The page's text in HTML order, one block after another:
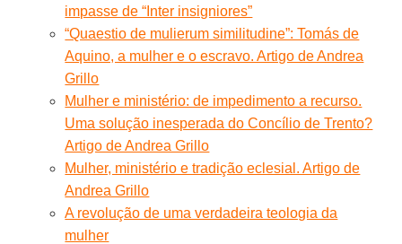
impasse de “Inter insigniores”
“Quaestio de mulierum similitudine”: Tomás de
Aquino, a mulher e o escravo. Artigo de Andrea
Grillo
Mulher e ministério: de impedimento a recurso.
Uma solução inesperada do Concílio de Trento?
Artigo de Andrea Grillo
Mulher, ministério e tradição eclesial. Artigo de
Andrea Grillo
A revolução de uma verdadeira teologia da
mulher